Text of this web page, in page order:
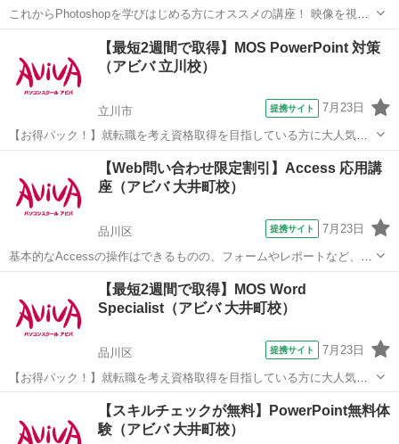
これからPhotoshopを学びはじめる方にオススメの講座！ 映像を視聴
しながら操作を行い、操作の基本からPhotohopの醍醐味である画像合
成や画像加工のスキルまで学習していきます。 実際の制作時に活かし
やすいよう、「何...
Photoshop
【最短2週間で取得】MOS PowerPoint 対策
（アビバ 立川校）
立川市 提携サイト 7月23日
【お得パック！】就転職を考え資格取得を目指している方に大人気の
MOS PowerPointを短期集中で目指す検定対策の講座です。新規お問い
合わせ頂いた方限定でリーズナブルな受講料で学べる人気講座です！
パワーポイント
【Web問い合わせ限定割引】Access 応用講
座（アビバ 大井町校）
品川区 提携サイト 7月23日
基本的なAccessの操作はできるものの、フォームやレポートなど、よ
り高度なデータベース作成を学びたい方にオススメの講座です。 ■学
レポート・マクロ・リレー...
アクセス
【最短2週間で取得】MOS Word
Specialist（アビバ 大井町校）
品川区 提携サイト 7月23日
【お得パック！】就転職を考え資格取得を目指している方に大人気の
MOS Wordを短期集中で目指す検定対策の講座です。新規お問い合わ
せ頂いた方限定でリーズナブルな受講料で学べる人気講座です！
ワード
【スキルチェックが無料】PowerPoint無料体
験（アビバ 大井町校）